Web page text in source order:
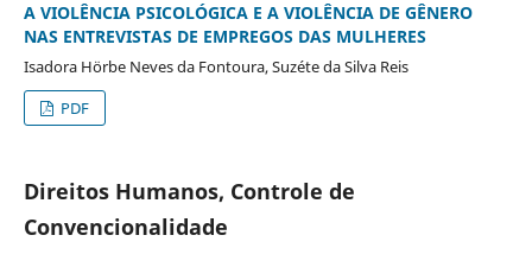
A VIOLÊNCIA PSICOLÓGICA E A VIOLÊNCIA DE GÊNERO
NAS ENTREVISTAS DE EMPREGOS DAS MULHERES
Isadora Hörbe Neves da Fontoura, Suzéte da Silva Reis
PDF
Direitos Humanos, Controle de
Convencionalidade